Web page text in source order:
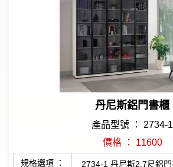
丹尼斯鋁門書櫃
產品型號 ： 2734-1
價格 ： 11600
規格選項 ：